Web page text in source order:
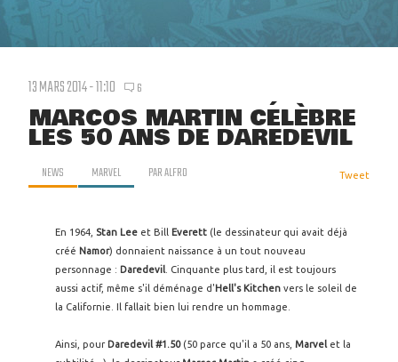
13 MARS 2014 - 11:10 6
MARCOS MARTIN CÉLÈBRE
LES 50 ANS DE DAREDEVIL
NEWS MARVEL PARALFRO Tweet
En 1964, Stan Lee et Bill Everett (le dessinateur qui avait déjà
créé Namor) donnaient naissance à un tout nouveau
personnage : Daredevil . Cinquante plus tard, il est toujours
aussi actif, même s'il déménage d'Hell's Kitchen vers le soleil de
la Californie. Il fallait bien lui rendre un hommage.
Ainsi, pour Daredevil #1.50(50 parce qu'il a 50 ans, Marvel et la